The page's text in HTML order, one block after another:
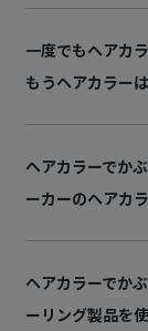
一度でもヘアカ
もうヘアカラー
ヘアカラーでか
ーカーのヘアカ
ヘアカラーでか
ーリング製品を